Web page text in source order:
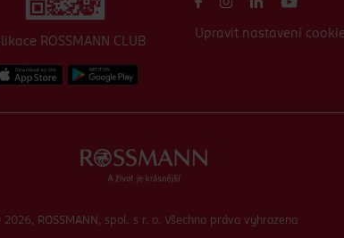
ROSSMANN CLUB
Upravit nastavení
ROSSMANN, spol. s r. o. Všechna práva vyhrazena